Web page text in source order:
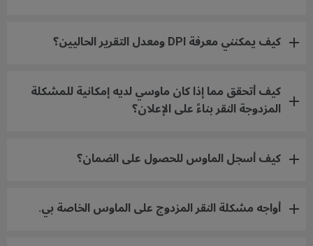
كيف يمكنني معرفة DPI ومعدل التقرير الحاليين؟
كيف أتحقق مما إذا كان ماوسي لديه إمكانية للمشكلة
المزدوجة النقر بناءً على الإعلان؟
كيف أسجل الماوس للحصول على الضمان؟
أواجه مشكلة النقر المزدوج على الماوس الخاصة بي.